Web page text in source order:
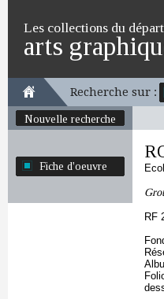
Les collections du
arts
Recherche sur :
Nouvelle recherche
Fiche d'oeuvre
RF